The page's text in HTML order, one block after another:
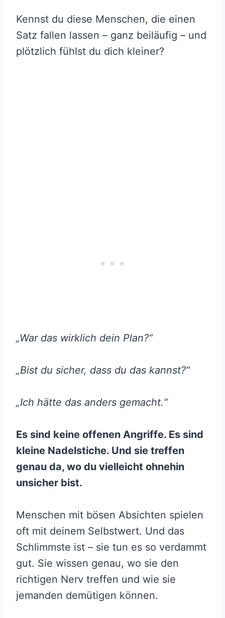
Kennst du diese Menschen, die einen
Satz fallen lassen – ganz beiläufig – und
plötzlich fühlst du dich kleiner?
„War das wirklich dein Plan?“
„Bist du sicher, dass du das kannst?“
„Ich hätte das anders gemacht.“
Es sind keine offenen Angriffe. Es sind
kleine Nadelstiche. Und sie treffen
genau da, wo du vielleicht ohnehin
unsicher bist.
Menschen mit bösen Absichten spielen
oft mit deinem Selbstwert. Und das
Schlimmste ist – sie tun es so verdammt
gut. Sie wissen genau, wo sie den
richtigen Nerv treffen und wie sie
jemanden demütigen können.